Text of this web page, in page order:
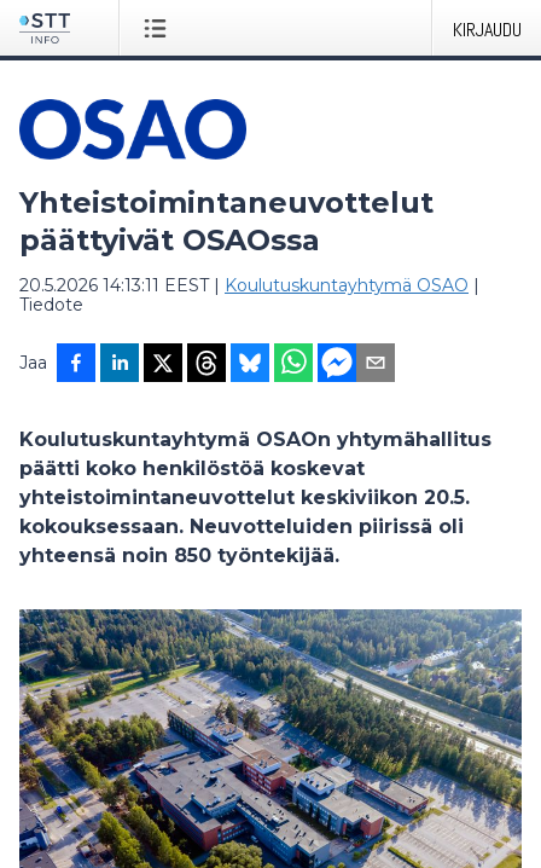
KIRJAUDU
Yhteistoimintaneuvottelut
päättyivät OSAOssa
20.5.2026 14:13:11 EEST| Koulutuskuntayhtymä OSAO |
Tiedote
Jaa
Koulutuskuntayhtymä OSAOn yhtymähallitus
päätti koko henkilöstöä koskevat
yhteistoimintaneuvottelut keskiviikon 20.5.
kokouksessaan. Neuvotteluiden piirissä oli
yhteensä noin 850 työntekijää.